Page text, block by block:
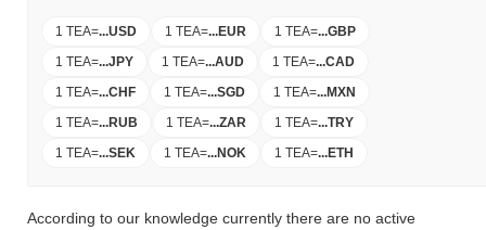
1 TEA=...USD 1 TEA=...EUR 1 TEA=...GBP
1 TEA=...JPY 1 TEA=...AUD 1 TEA=...CAD
1 TEA=...CHF 1 TEA=...SGD 1 TEA=...MXN
1 TEA=...RUB 1 TEA=...ZAR 1 TEA=...TRY
1 TEA=...SEK 1 TEA=...NOK 1 TEA=...ETH
According to our knowledge currently there are no active